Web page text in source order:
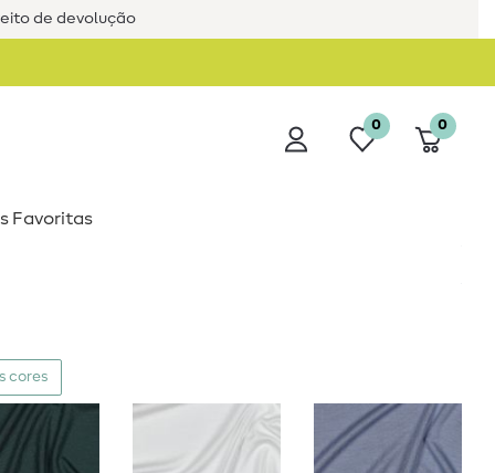
de devolução
0 0
Favoritas
cores